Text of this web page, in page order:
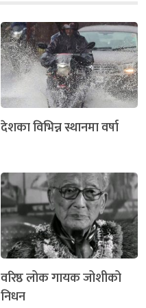
देशका विभिन्न स्थानमा वर्षा
वरिष्ठ लोक गायक जोशीको
निधन